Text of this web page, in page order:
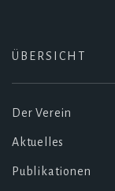
ÜBERSICHT
Der Verein
Aktuelles
Publikationen